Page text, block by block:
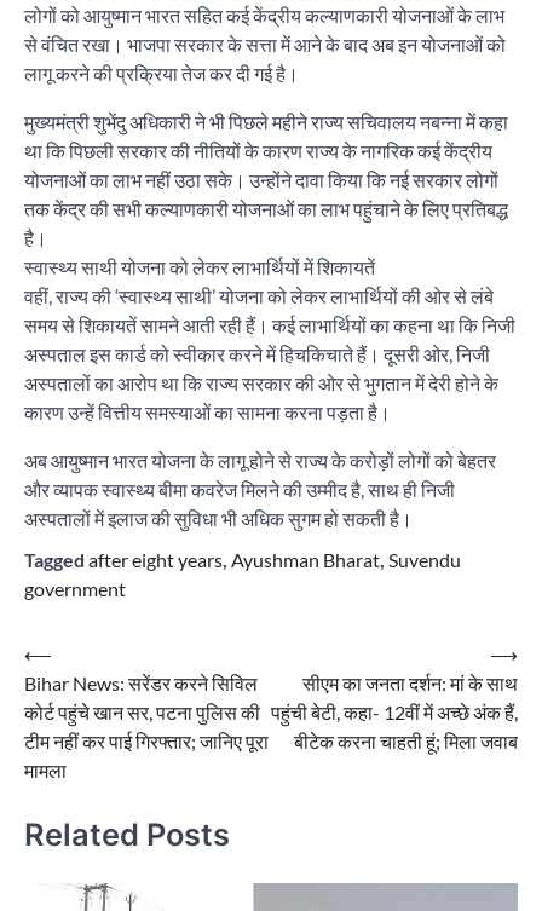
लोगों को आयुष्मान भारत सहित कई केंद्रीय कल्याणकारी योजनाओं के लाभ
से वंचित रखा। भाजपा सरकार के सत्ता में आने के बाद अब इन योजनाओं को
लागू करने की प्रक्रिया तेज कर दी गई है।
मुख्यमंत्री शुभेंदु अधिकारी ने भी पिछले महीने राज्य सचिवालय नबन्ना में कहा
था कि पिछली सरकार की नीतियों के कारण राज्य के नागरिक कई केंद्रीय
योजनाओं का लाभ नहीं उठा सके। उन्होंने दावा किया कि नई सरकार लोगों
तक केंद्र की सभी कल्याणकारी योजनाओं का लाभ पहुंचाने के लिए प्रतिबद्ध
है।
स्वास्थ्य साथी योजना को लेकर लाभार्थियों में शिकायतें
वहीं, राज्य की ‘स्वास्थ्य साथी’ योजना को लेकर लाभार्थियों की ओर से लंबे
समय से शिकायतें सामने आती रही हैं। कई लाभार्थियों का कहना था कि निजी
अस्पताल इस कार्ड को स्वीकार करने में हिचकिचाते हैं। दूसरी ओर, निजी
अस्पतालों का आरोप था कि राज्य सरकार की ओर से भुगतान में देरी होने के
कारण उन्हें वित्तीय समस्याओं का सामना करना पड़ता है।
अब आयुष्मान भारत योजना के लागू होने से राज्य के करोड़ों लोगों को बेहतर
और व्यापक स्वास्थ्य बीमा कवरेज मिलने की उम्मीद है, साथ ही निजी
अस्पतालों में इलाज की सुविधा भी अधिक सुगम हो सकती है।
Tagged after eight years, Ayushman Bharat, Suvendu
government
Post
navigation
⟵
Bihar News: सरेंडर करने सिविल
कोर्ट पहुंचे खान सर, पटना पुलिस की
टीम नहीं कर पाई गिरफ्तार; जानिए पूरा
मामला
सीएम का जनता दर्शन: मां के साथ
पहुंची बेटी, कहा- 12वीं में अच्छे अंक हैं,
बीटेक करना चाहती हूं; मिला जवाब
⟶
Related Posts